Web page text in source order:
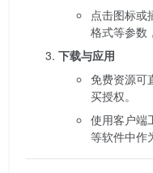
点击图标或
格式等参数
下载与应用
免费资源可
买授权。
使用客户端
等软件中作